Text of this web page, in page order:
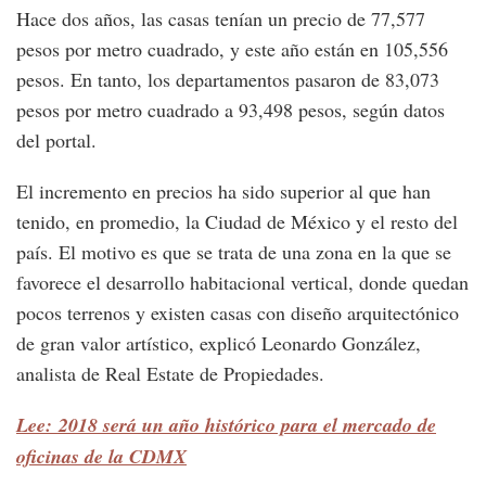
Hace dos años, las casas tenían un precio de 77,577
pesos por metro cuadrado, y este año están en 105,556
pesos. En tanto, los departamentos pasaron de 83,073
pesos por metro cuadrado a 93,498 pesos, según datos
del portal.
El incremento en precios ha sido superior al que han
tenido, en promedio, la Ciudad de México y el resto del
país. El motivo es que se trata de una zona en la que se
favorece el desarrollo habitacional vertical, donde quedan
pocos terrenos y existen casas con diseño arquitectónico
de gran valor artístico, explicó Leonardo González,
analista de Real Estate de Propiedades.
Lee: 2018 será un año histórico para el mercado de
oficinas de la CDMX